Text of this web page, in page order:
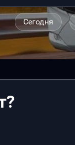
Сегодня